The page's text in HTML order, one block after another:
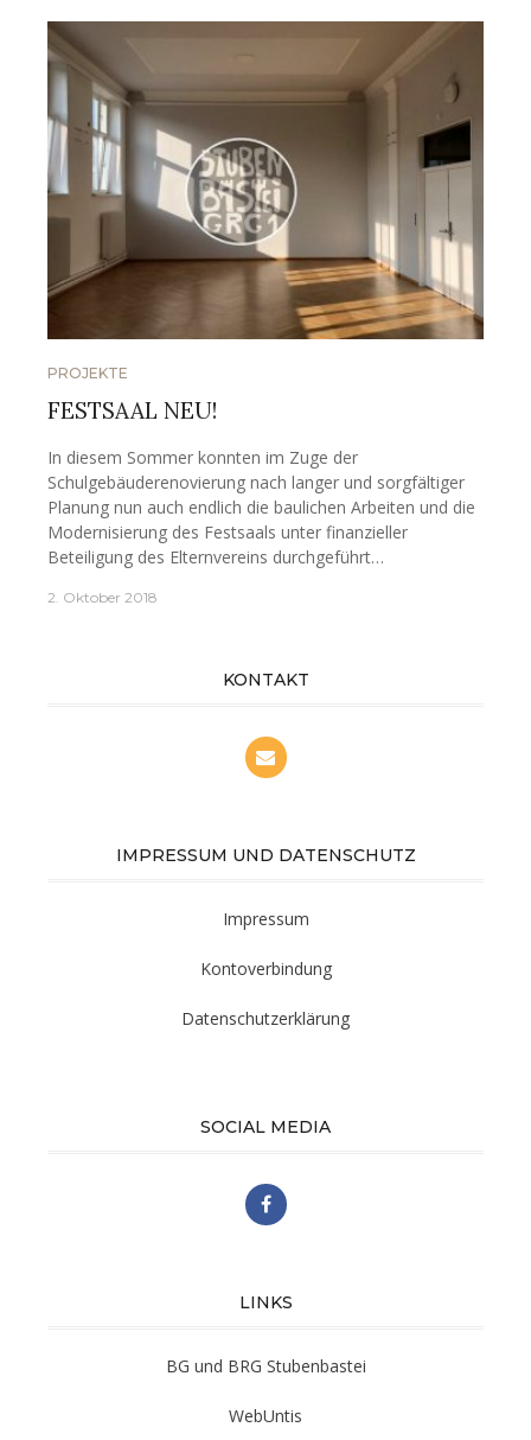
PROJEKTE
FESTSAAL NEU!
In diesem Sommer konnten im Zuge der
Schulgebäuderenovierung nach langer und sorgfältiger
Planung nun auch endlich die baulichen Arbeiten und die
Modernisierung des Festsaals unter finanzieller
Beteiligung des Elternvereins durchgeführt…
2. Oktober 2018
KONTAKT
IMPRESSUM UND DATENSCHUTZ
Impressum
Kontoverbindung
Datenschutzerklärung
SOCIAL MEDIA
LINKS
BG und BRG Stubenbastei
WebUntis